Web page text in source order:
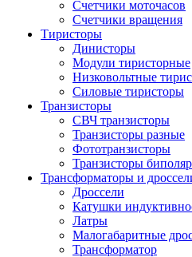
Счетчики моточасов
Счетчики вращения
Тиристоры
Динисторы
Модули тиристорные
Низковольтные
Силовые тиристоры
Транзисторы
СВЧ транзисторы
Транзисторы разные
Фототранзисторы
Транзисторы
Трансформаторы и
Дроссели
Катушки
Латры
Малогабаритные
Трансформатор